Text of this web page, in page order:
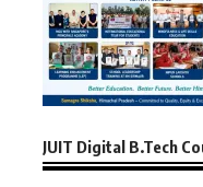
JUIT Digital B.Tech